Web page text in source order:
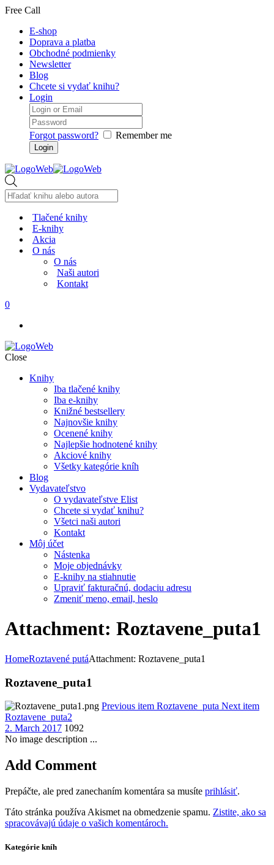
Free Call
E-shop
Doprava a platba
Obchodné podmienky
Newsletter
Blog
Chcete si vydať knihu?
Login
Forgot password? Remember me
search
Tlačené knihy
E-knihy
Akcia
O nás
O nás
Naši autori
Kontakt
0
Close
Knihy
Iba tlačené knihy
Iba e-knihy
Knižné bestsellery
Najnovšie knihy
Ocenené knihy
Najlepšie hodnotené knihy
Akciové knihy
Všetky kategórie kníh
Blog
Vydavateľstvo
O vydavateľstve Elist
Chcete si vydať knihu?
Všetci naši autori
Kontakt
Môj účet
Nástenka
Moje objednávky
E-knihy na stiahnutie
Upraviť fakturačnú, dodaciu adresu
Zmeniť meno, email, heslo
Attachment: Roztavene_puta1
HomeRoztavené putáAttachment: Roztavene_puta1
Roztavene_puta1
Previous item Roztavene_puta Next item
Roztavene_puta2
2. March 2017 1092
No image description ...
Add Comment
Prepáčte, ale pred zanechaním komentára sa musíte prihlásiť.
Táto stránka používa Akismet na obmedzenie spamu. Zistite, ako sa
spracovávajú údaje o vašich komentároch.
Kategórie kníh